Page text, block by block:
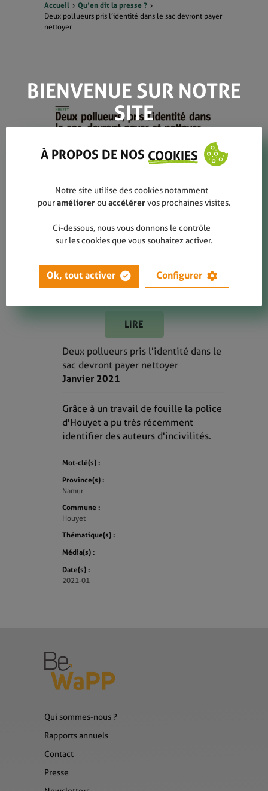
Accueil
Qu’en dit la presse ?
Deux pollueurs pris l’identité dans le sac devront payer
nettoyer
LIRE
Deux pollueurs pris l'identité dans le
sac devront payer nettoyer
Janvier 2021
Grâce à un travail de fouille la police
d'Houyet a pu très récemment
identifier des auteurs d'incivilités.
Mot-clé(s) :
Province(s) :
Namur
Commune :
Houyet
Thématique(s) :
Média(s) :
Date(s) :
2021-01
Qui sommes-nous ?
Rapports annuels
Contact
Presse
BIENVENUE SUR NOTRE
SITE
À PROPOS DE NOS COOKIES
Notre site utilise des cookies notamment
pouraméliorerou accélérervos prochaines visites.
Ci-dessous, nous vous donnons le contrôle
sur les cookies que vous souhaitez activer.
Ok, tout activer Configurer